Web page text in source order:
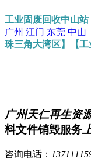
工业固废回收中山站
广州 江门 东莞 中山
珠三角大湾区】【工
广州天仁再生资
料文件销毁服务
咨询电话：